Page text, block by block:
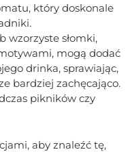
który doskonale
wzorzyste słomki,
mogą dodać
drinka, sprawiając,
bardziej zachęcająco.
pikników czy
aby znaleźć tę,